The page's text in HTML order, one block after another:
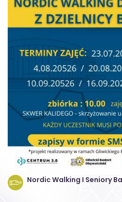
Nordic Walking I Seniory